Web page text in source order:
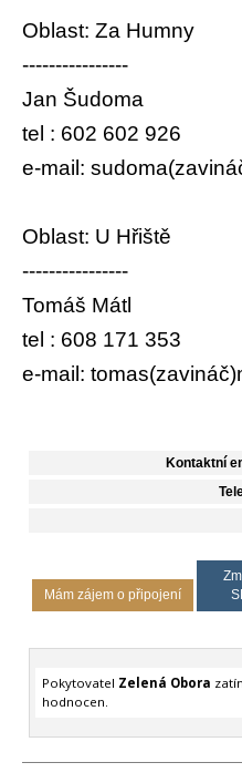
Oblast: Za Humny
----------------
Jan Šudoma
tel : 602 602 926
e-mail:
Oblast: U Hřiště
----------------
Tomáš Mátl
tel : 608 171 353
e-mail:
Kontaktní
Mám zájem o připojení
Pokytovatel Zelená Obora
hodnocen.